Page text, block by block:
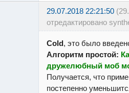
29.07.2018 22:21:50
отредактировано
Cold, это было
Алгоритм простой:
дружелюбный моб
Получается, что
постепенно